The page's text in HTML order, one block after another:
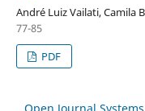
André Luiz Vailati, Camila
77-85
PDF
Open Journal Systems